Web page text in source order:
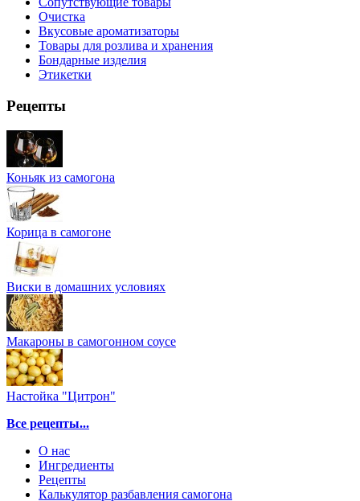
Очистка
Вкусовые ароматизаторы
Товары для розлива и хранения
Бондарные изделия
Этикетки
Рецепты
Коньяк из самогона
Корица в самогоне
Виски в домашних условиях
Макароны в самогонном соусе
Настойка "Цитрон"
Все рецепты...
О нас
Ингредиенты
Рецепты
Калькулятор разбавления самогона